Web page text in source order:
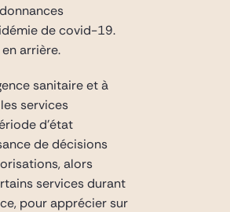
de covid-19.
arrière.
sanitaire et à
services
d’état
de décisions
alors
services durant
pour apprécier sur